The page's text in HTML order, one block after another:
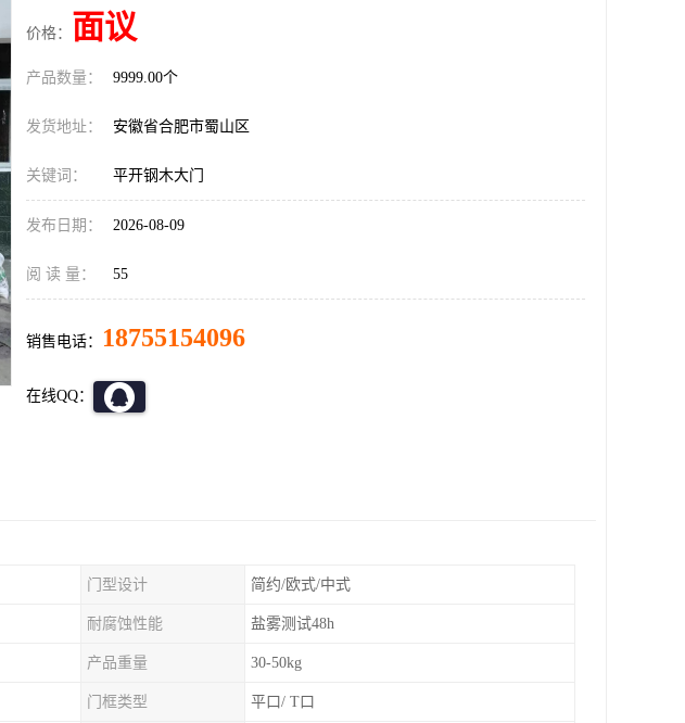
价格： 面议
产品数量： 9999.00个
发货地址： 安徽省合肥市蜀山区
关键词： 平开钢木大门
发布日期： 2026-08-09
阅 读 量： 55
销售电话： 18755154096
在线QQ：
门型设计 简约/欧式/中式
耐腐蚀性能 盐雾测试48h
产品重量 30-50kg
门框类型 平口/ T口